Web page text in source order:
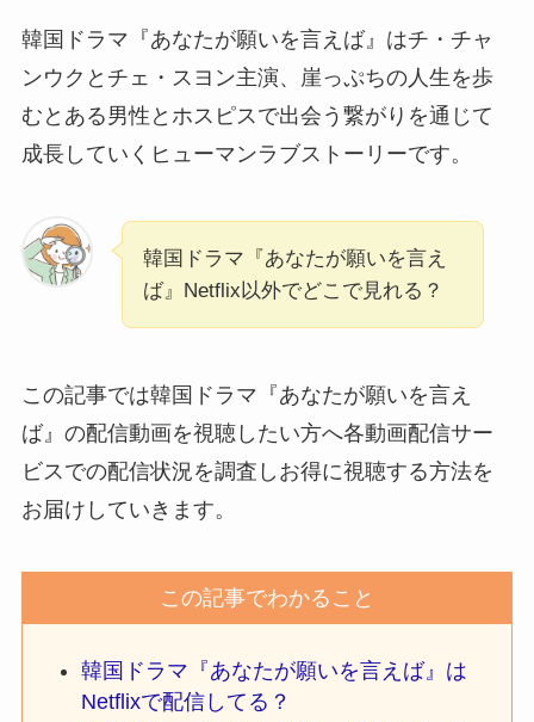
韓国ドラマ『あなたが願いを言えば』はチ・チャ
ンウクとチェ・スヨン主演、崖っぷちの人生を歩
むとある男性とホスピスで出会う繋がりを通じて
成長していくヒューマンラブストーリーです。
韓国ドラマ『あなたが願いを言え
ば』Netflix以外でどこで見れる？
この記事では韓国ドラマ『あなたが願いを言え
ば』の配信動画を視聴したい方へ各動画配信サー
ビスでの配信状況を調査しお得に視聴する方法を
お届けしていきます。
この記事でわかること
韓国ドラマ『あなたが願いを言えば』は
Netflixで配信してる？